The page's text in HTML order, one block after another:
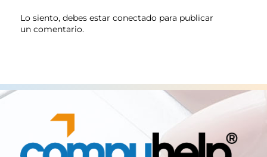
Lo siento, debes estar conectadopara publicar
un comentario.